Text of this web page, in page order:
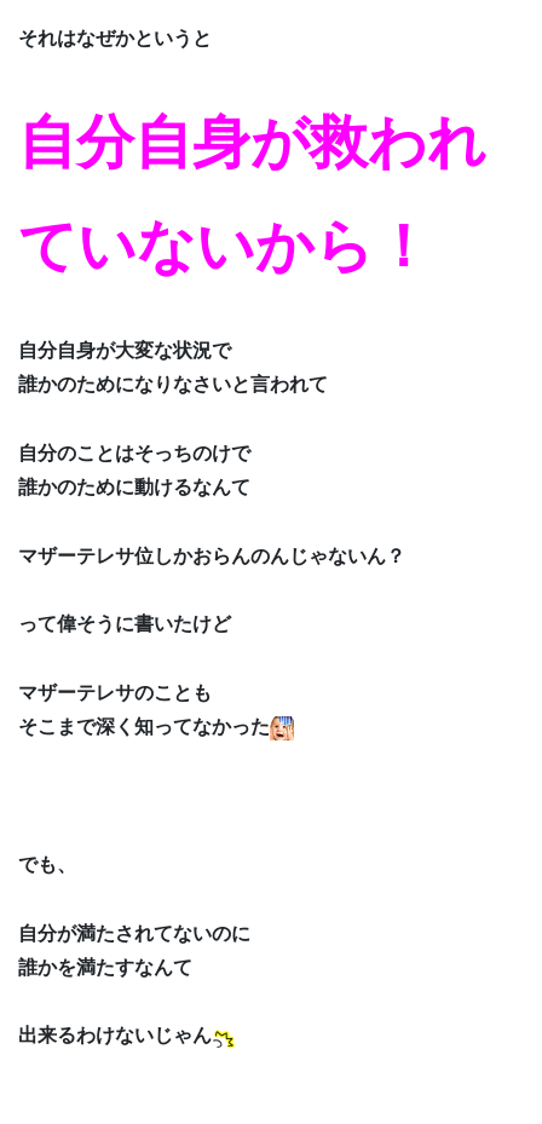
それはなぜかというと
自分自身が救われ
ていないから！
自分自身が大変な状況で
誰かのためになりなさいと言われて
自分のことはそっちのけで
誰かのために動けるなんて
マザーテレサ位しかおらんのんじゃないん？
って偉そうに書いたけど
マザーテレサのことも
そこまで深く知ってなかった
でも、
自分が満たされてないのに
誰かを満たすなんて
出来るわけないじゃん